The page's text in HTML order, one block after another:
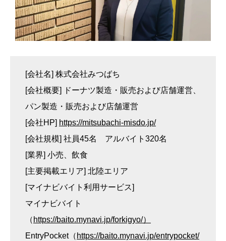
[会社名] 株式会社みつばち
[会社概要] ドーナツ製造・販売および店舗運営、
パン製造・販売および店舗運営
[会社HP] https://mitsubachi-misdo.jp/
[会社規模] 社員45名 アルバイト320名
[業界] 小売、飲食
[主要掲載エリア] 北陸エリア
[マイナビバイト利用サービス]
マイナビバイト
（ https://baito.mynavi.jp/forkigyo/）
EntryPocket（ https://baito.mynavi.jp/entrypocket/